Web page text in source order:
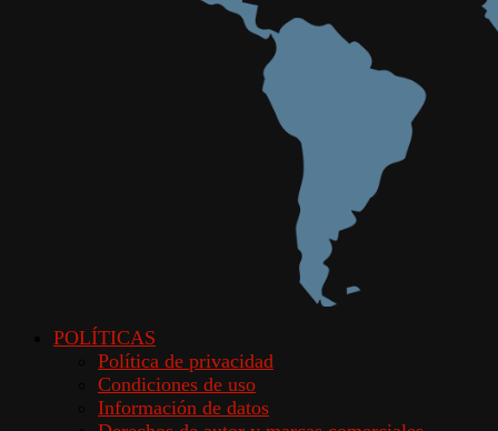
POLÍTICAS
Política de privacidad
Condiciones de uso
Información de datos